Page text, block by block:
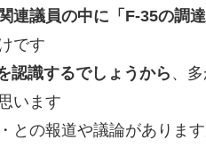
連議員の中に「F-35の調
です
認識するでしょうから 、
います
との報道や議論があります